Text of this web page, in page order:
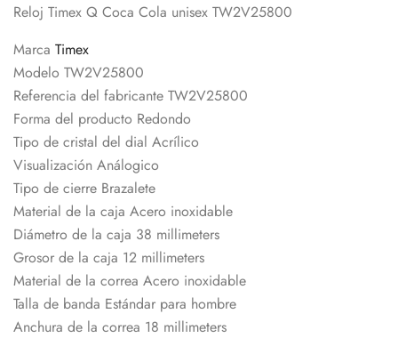
Reloj Timex Q Coca Cola unisex TW2V25800
Marca Timex
Modelo TW2V25800
Referencia del fabricante TW2V25800
Forma del producto Redondo
Tipo de cristal del dial Acrílico
Visualización Análogico
Tipo de cierre Brazalete
Material de la caja Acero inoxidable
Diámetro de la caja 38 millimeters
Grosor de la caja 12 millimeters
Material de la correa Acero inoxidable
Talla de banda Estándar para hombre
Anchura de la correa 18 millimeters